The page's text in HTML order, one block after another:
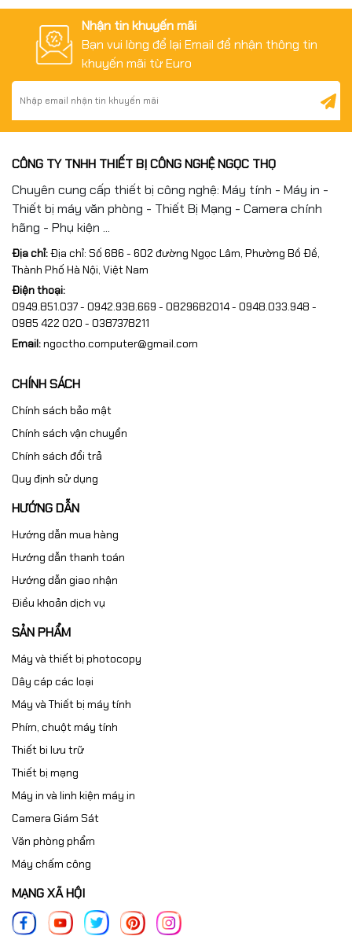
Nhận tin khuyến mãi
Bạn vui lòng để lại Email để nhận thông tin
khuyến mãi từ Euro
CÔNG TY TNHH THIẾT BỊ CÔNG NGHỆ NGỌC THỌ
Chuyên cung cấp thiết bị công nghệ: Máy tính - Máy in -
Thiết bị máy văn phòng - Thiết Bị Mạng - Camera chính
hãng - Phụ kiện ...
Địa chỉ:Địa chỉ: Số 686 - 602 đường Ngọc Lâm, Phường Bồ Đề,
Thành Phố Hà Nội, Việt Nam
Điện thoại:
0949.851.037 - 0942.938.669 - 0829682014 - 0948.033.948 -
0985 422 020 - 0387378211
Email:ngoctho.computer@gmail.com
CHÍNH SÁCH
Chính sách bảo mật
Chính sách vận chuyển
Chính sách đổi trả
Quy định sử dụng
HƯỚNG DẪN
Hướng dẫn mua hàng
Hướng dẫn thanh toán
Hướng dẫn giao nhận
Điều khoản dịch vụ
SẢN PHẨM
Máy và thiết bị photocopy
Dây cáp các loại
Máy và Thiết bị máy tính
Phím, chuột máy tính
Thiết bi lưu trữ
Thiết bị mạng
Máy in và linh kiện máy in
Camera Giám Sát
Văn phòng phẩm
Máy chấm công
MẠNG XÃ HỘI